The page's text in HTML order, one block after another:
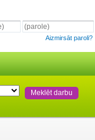
Aizmirsāt paroli?